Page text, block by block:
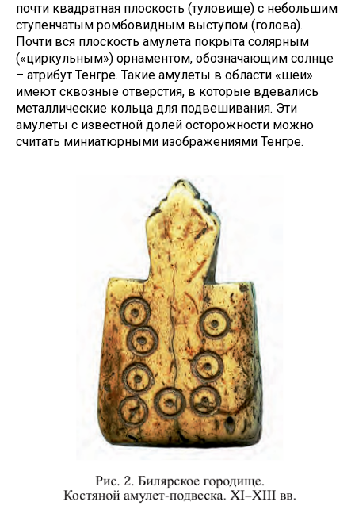
почти квадратная плоскость (туловище) с небольшим
ступенчатым ромбовидным выступом (голова).
Почти вся плоскость амулета покрыта солярным
(«циркульным») орнаментом, обозначающим солнце
– атрибут Тенгре. Такие амулеты в области «шеи»
имеют сквозные отверстия, в которые вдевались
металлические кольца для подвешивания. Эти
амулеты с известной долей осторожности можно
считать миниатюрными изображениями Тенгре.